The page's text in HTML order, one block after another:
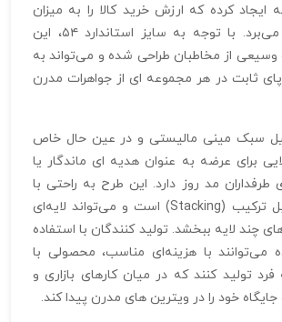
ایجاد کرده که ارزش خرید کالا را به میزان
قابل‌ توجهی بالا می‌برد. با توجه به سایز استاندارد ۵۴، این
وسیعی از مخاطبان طراحی شده و می‌تواند به
ثابت در هر مجموعه‌ ای از جواهرات مدرن
سبک مینی‌ مالیستی و در عین حال خاص
برای عرضه به عنوان هدیه‌ ای ماندگار یا
مد روز دارد. این طرح به راحتی با
سایر حلقه‌ ها قابل ترکیب (Stacking) است و می‌تواند لایه‌ای
چند لایه ببخشد. تولید کنندگان با استفاده
می‌توانند با هزینه‌ای مناسب، محصولی با
تولید کنند که در میان کارهای بازاری و
خود را در ویترین‌ های مدرن پیدا کند.